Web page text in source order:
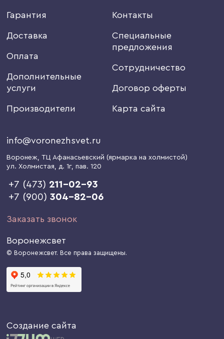
Гарантия
Доставка
Оплата
Дополнительные
услуги
Производители
Контакты
Специальные
предложения
Сотрудничество
Договор оферты
Карта сайта
info@voronezhsvet.ru
Воронеж, ТЦ Афанасьевский (ярмарка на холмистой)
ул. Холмистая, д. 1г, пав. 120
+7 (473) 211-02-93
+7 (900)304-82-06
Заказать звонок
Воронежсвет
© Воронежсвет. Все права защищены.
Создание сайта